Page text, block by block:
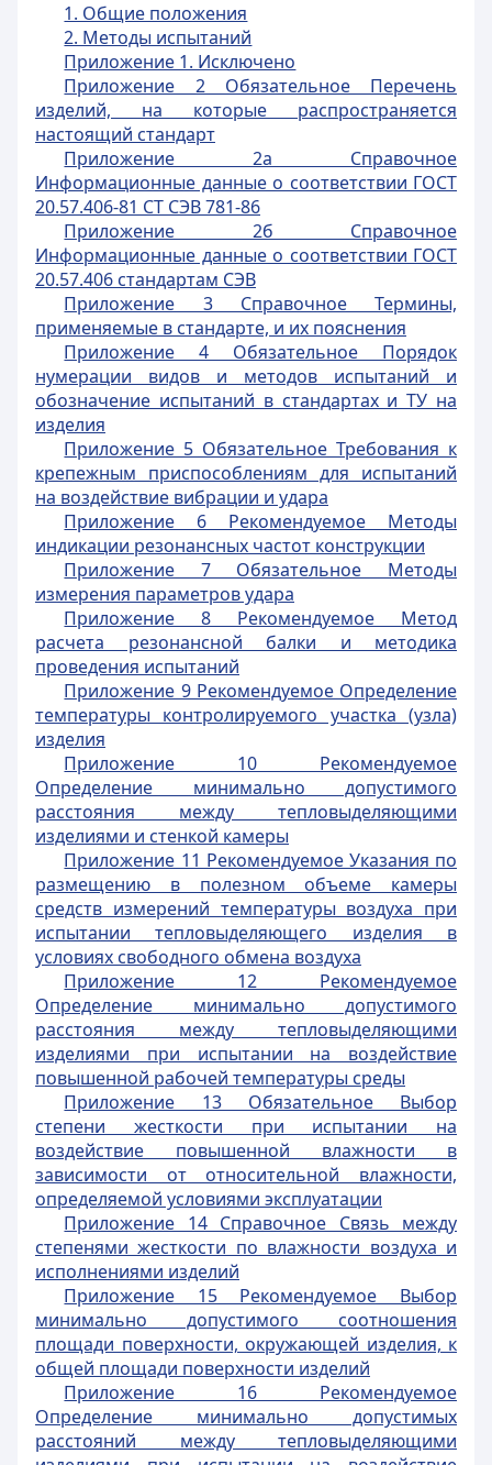
1. Общие положения
2. Методы испытаний
Приложение 1. Исключено
Приложение 2 Обязательное Перечень
изделий, на которые распространяется
настоящий стандарт
Приложение 2а Справочное
Информационные данные о соответствии ГОСТ
20.57.406-81 СТ СЭВ 781-86
Приложение 2б Справочное
Информационные данные о соответствии ГОСТ
20.57.406 стандартам СЭВ
Приложение 3 Справочное Термины,
применяемые в стандарте, и их пояснения
Приложение 4 Обязательное Порядок
нумерации видов и методов испытаний и
обозначение испытаний в стандартах и ТУ на
изделия
Приложение 5 Обязательное Требования к
крепежным приспособлениям для испытаний
на воздействие вибрации и удара
Приложение 6 Рекомендуемое Методы
индикации резонансных частот конструкции
Приложение 7 Обязательное Методы
измерения параметров удара
Приложение 8 Рекомендуемое Метод
расчета резонансной балки и методика
проведения испытаний
Приложение 9 Рекомендуемое Определение
температуры контролируемого участка (узла)
изделия
Приложение 10 Рекомендуемое
Определение минимально допустимого
расстояния между тепловыделяющими
изделиями и стенкой камеры
Приложение 11 Рекомендуемое Указания по
размещению в полезном объеме камеры
средств измерений температуры воздуха при
испытании тепловыделяющего изделия в
условиях свободного обмена воздуха
Приложение 12 Рекомендуемое
Определение минимально допустимого
расстояния между тепловыделяющими
изделиями при испытании на воздействие
повышенной рабочей температуры среды
Приложение 13 Обязательное Выбор
степени жесткости при испытании на
воздействие повышенной влажности в
зависимости от относительной влажности,
определяемой условиями эксплуатации
Приложение 14 Справочное Связь между
степенями жесткости по влажности воздуха и
исполнениями изделий
Приложение 15 Рекомендуемое Выбор
минимально допустимого соотношения
площади поверхности, окружающей изделия, к
общей площади поверхности изделий
Приложение 16 Рекомендуемое
Определение минимально допустимых
расстояний между тепловыделяющими